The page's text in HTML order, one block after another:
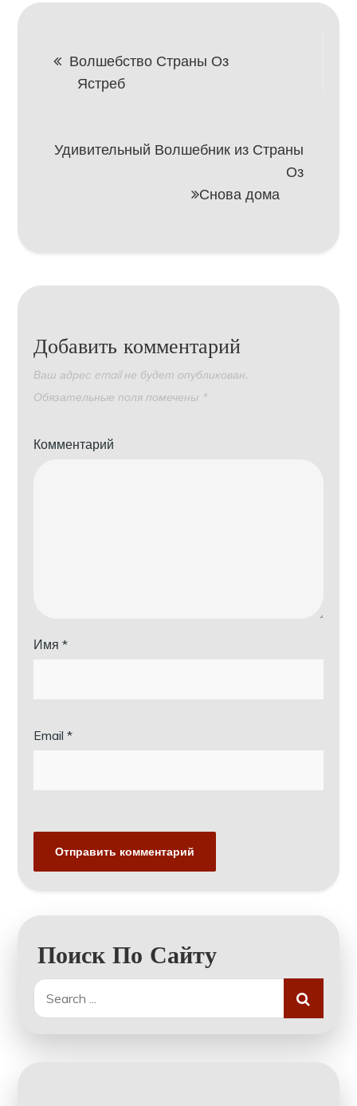
Навигация
записям
Волшебство Страны Оз
Ястреб
Удивительный Волшебник из Страны
Оз
Снова дома
Добавить комментарий
Ваш адрес email не будет опубликован.
Обязательные поля помечены *
Комментарий
Имя*
Email*
Поиск По Сайту
Search
for: